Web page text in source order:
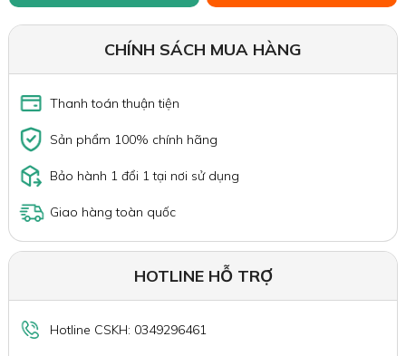
CHÍNH SÁCH MUA HÀNG
Thanh toán thuận tiện
Sản phẩm 100% chính hãng
Bảo hành 1 đổi 1 tại nơi sử dụng
Giao hàng toàn quốc
HOTLINE HỖ TRỢ
Hotline CSKH: 0349296461